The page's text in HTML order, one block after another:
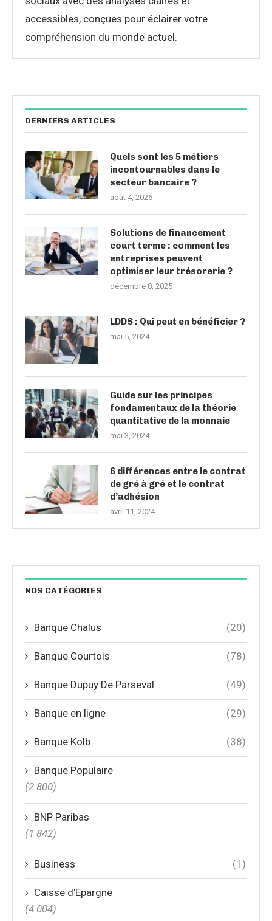
accessibles, conçues pour éclairer votre
compréhension du monde actuel.
DERNIERS ARTICLES
Quels sont les 5 métiers
incontournables dans le
secteur bancaire ?
août 4, 2026
Solutions de financement
court terme : comment les
entreprises peuvent
optimiser leur trésorerie ?
décembre 8, 2025
LDDS : Qui peut en bénéficier ?
mai 5, 2024
Guide sur les principes
fondamentaux de la théorie
quantitative de la monnaie
mai 3, 2024
6 différences entre le contrat
de gré à gré et le contrat
d’adhésion
avril 11, 2024
NOS CATÉGORIES
Banque Chalus (20)
Banque Courtois (78)
Banque Dupuy De Parseval (49)
Banque en ligne (29)
Banque Kolb (38)
Banque Populaire
(2 800)
BNP Paribas
(1 842)
Business (1)
Caisse d'Epargne
(4 004)